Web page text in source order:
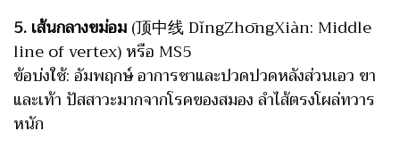
5. เส้นกลางขม่อม(顶中线 DǐngZhōngXiàn: Middle
line of vertex) หรือ MS5
ข้อบ่งใช้: อัมพฤกษ์ อาการชาและปวดปวดหลังส่วนเอว ขา
และเท้า ปัสสาวะมากจากโรคของสมอง ลำไส้ตรงโผล่ทวาร
หนัก